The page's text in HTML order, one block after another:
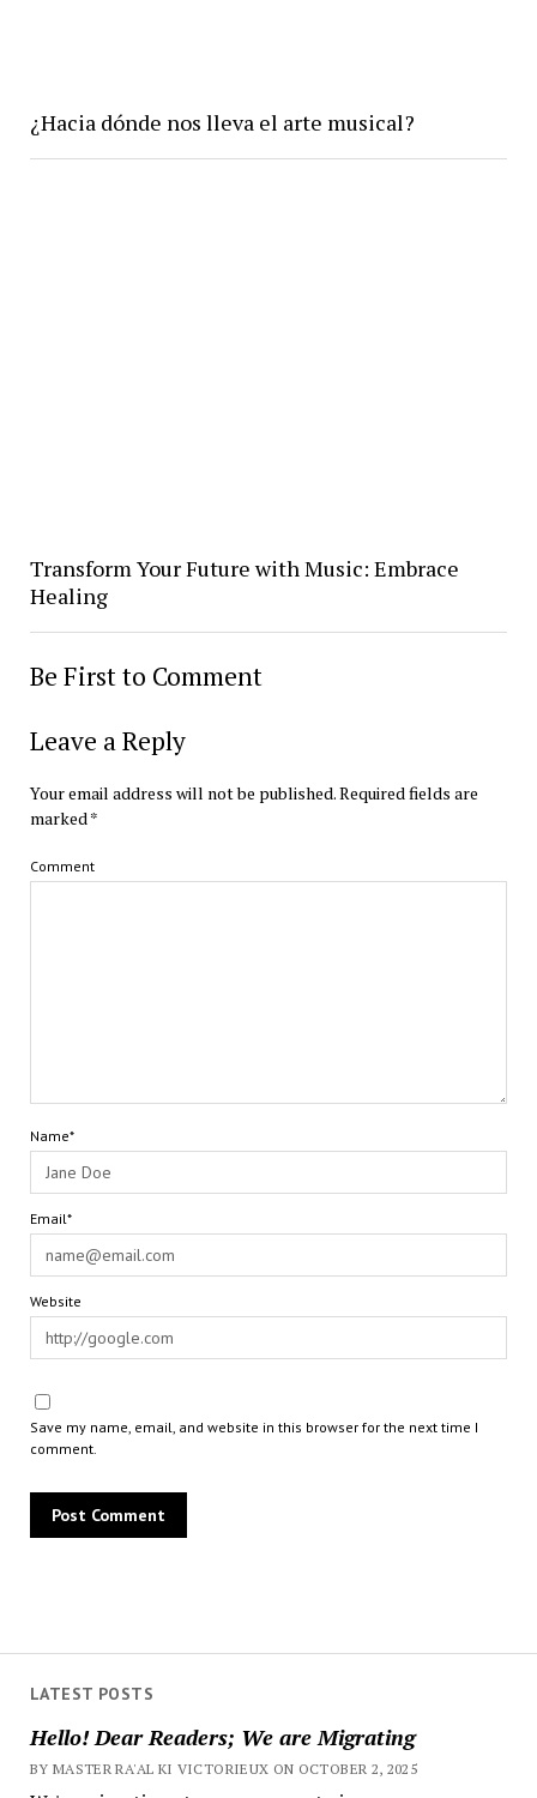
LATEST POSTS
Hello! Dear Readers; We are Migrating
BY MASTER RA'AL KI VICTORIEUX ON OCTOBER 2, 2025
¿Hacia dónde nos lleva el arte musical?
Transform Your Future with Music: Embrace
Healing
Be First to Comment
Leave a Reply
Your email address will not be published.Required fields are
marked *
Comment
Name*
Email*
Website
Save my name, email, and website in this browser for the next time I
comment.